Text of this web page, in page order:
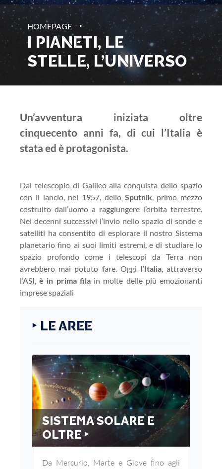
HOMEPAGE ‣
I PIANETI, LE
STELLE, L’UNIVERSO
Un’avventura iniziata oltre
cinquecento anni fa, di cui l’Italia è
stata ed è protagonista.
Dal telescopio di Galileo alla conquista dello spazio
con il lancio, nel 1957, dello Sputnik, primo mezzo
costruito dall’uomo a raggiungere l’orbita terrestre.
Nei decenni successivi l’invio nello spazio di sonde e
satelliti ha consentito di esplorare il nostro Sistema
planetario fino ai suoi limiti estremi, e di studiare lo
spazio profondo come i telescopi da Terra non
avrebbero mai potuto fare. Oggi l’Italia, attraverso
l’ASI,è in prima filain molte delle più emozionanti
imprese spaziali
‣ LE AREE
SISTEMA SOLARE E
OLTRE ‣
Da Mercurio, Marte e Giove fino agli